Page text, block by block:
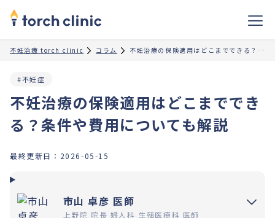
不妊治療 torch clinic コラム 不妊治療の保険適用はどこまでできる？条件や費用についても解説
不妊治療の保険適用はどこまででき
る？条件や費用についても解説
#不妊症
最終更新日： 2026-05-15
市山 卓彦 医師
上野院 院長 婦人科 生殖医療科 医師